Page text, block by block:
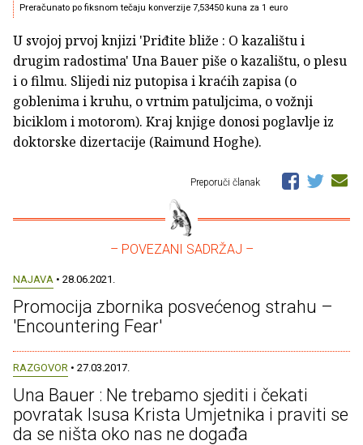
Preračunato po fiksnom tečaju konverzije 7,53450 kuna za 1 euro
U svojoj prvoj knjizi 'Priđite bliže : O kazalištu i
drugim radostima' Una Bauer piše o kazalištu, o plesu
i o filmu. Slijedi niz putopisa i kraćih zapisa (o
goblenima i kruhu, o vrtnim patuljcima, o vožnji
biciklom i motorom). Kraj knjige donosi poglavlje iz
doktorske dizertacije (Raimund Hoghe).
Preporuči članak
– POVEZANI SADRŽAJ –
NAJAVA • 28.06.2021.
Promocija zbornika posvećenog strahu –
'Encountering Fear'
RAZGOVOR • 27.03.2017.
Una Bauer : Ne trebamo sjediti i čekati
povratak Isusa Krista Umjetnika i praviti se
da se ništa oko nas ne događa